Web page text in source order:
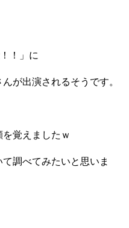
！」に
が出演されるそうです。
覚えましたｗ
調べてみたいと思いま